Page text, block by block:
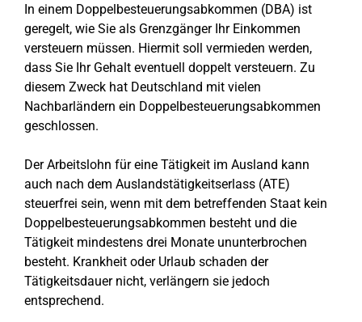
In einem Doppelbesteuerungsabkommen (DBA) ist
geregelt, wie Sie als Grenzgänger Ihr Einkommen
versteuern müssen. Hiermit soll vermieden werden,
dass Sie Ihr Gehalt eventuell doppelt versteuern. Zu
diesem Zweck hat Deutschland mit vielen
Nachbarländern ein Doppelbesteuerungsabkommen
geschlossen.
Der Arbeitslohn für eine Tätigkeit im Ausland kann
auch nach dem Auslandstätigkeitserlass (ATE)
steuerfrei sein, wenn mit dem betreffenden Staat kein
Doppelbesteuerungsabkommen besteht und die
Tätigkeit mindestens drei Monate ununterbrochen
besteht. Krankheit oder Urlaub schaden der
Tätigkeitsdauer nicht, verlängern sie jedoch
entsprechend.